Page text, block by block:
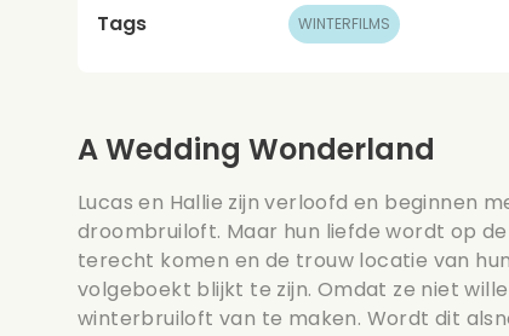
Tags WINTERFILMS
A Wedding Wonderland
Lucas en Hallie zijn verloofd en beginnen
droombruiloft. Maar hun liefde wordt op
terecht komen en de trouw locatie van
volgeboekt blijkt te zijn. Omdat ze niet
winterbruiloft van te maken. Wordt dit